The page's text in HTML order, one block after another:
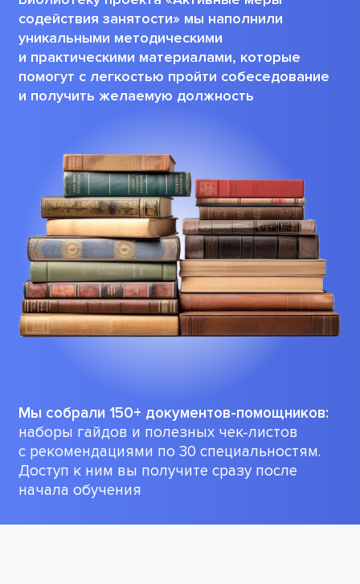
содействия занятости» мы наполнили
уникальными методическими
и практическими материалами, которые
помогут с легкостью пройти собеседование
и получить желаемую должность
Мы собрали 150+ документов-помощников:
наборы гайдов и полезных чек-листов
с рекомендациями по 30 специальностям.
Доступ к ним вы получите сразу после
начала обучения